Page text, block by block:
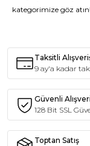
kategorimize göz atın!
Taksitli
9 ay'a kadar
Güvenli
128 Bit SSL
Toptan Satış